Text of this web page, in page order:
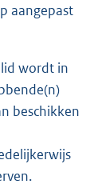
aangepast
wordt in
beschikken